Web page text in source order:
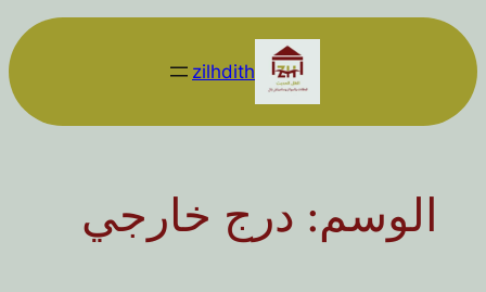
تخطى
إلى
المحتوى
zilhdith
الوسم: درج خارجي